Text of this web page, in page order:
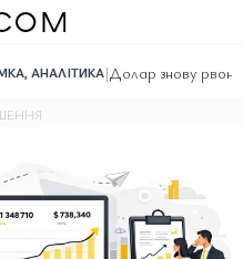
, АНАЛІТИКА|Долар знову